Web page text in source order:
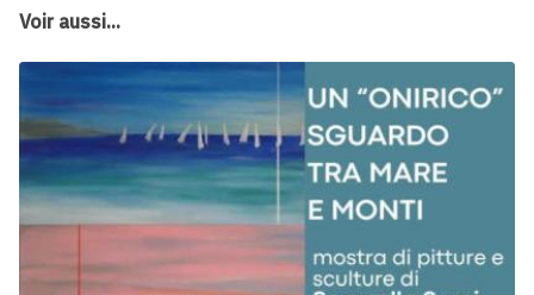
Voir aussi...